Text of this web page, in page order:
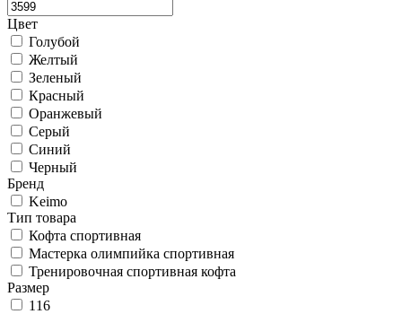
Цвет
Голубой
Желтый
Зеленый
Красный
Оранжевый
Серый
Синий
Черный
Бренд
Keimo
Тип товара
Кофта спортивная
Мастерка олимпийка спортивная
Тренировочная спортивная кофта
Размер
116